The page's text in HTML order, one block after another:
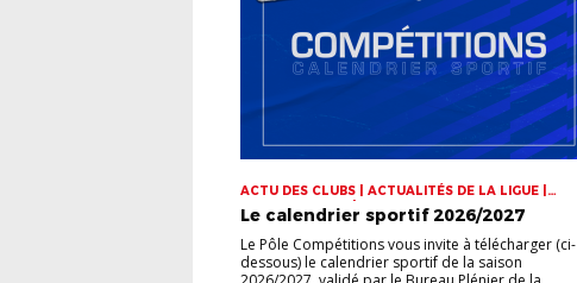
ACTU DES CLUBS | ACTUALITÉS DE LA LIGUE |
CHAMPIONNATS | COUPES
Le calendrier sportif 2026/2027
Le Pôle Compétitions vous invite à télécharger (ci-
dessous) le calendrier sportif de la saison